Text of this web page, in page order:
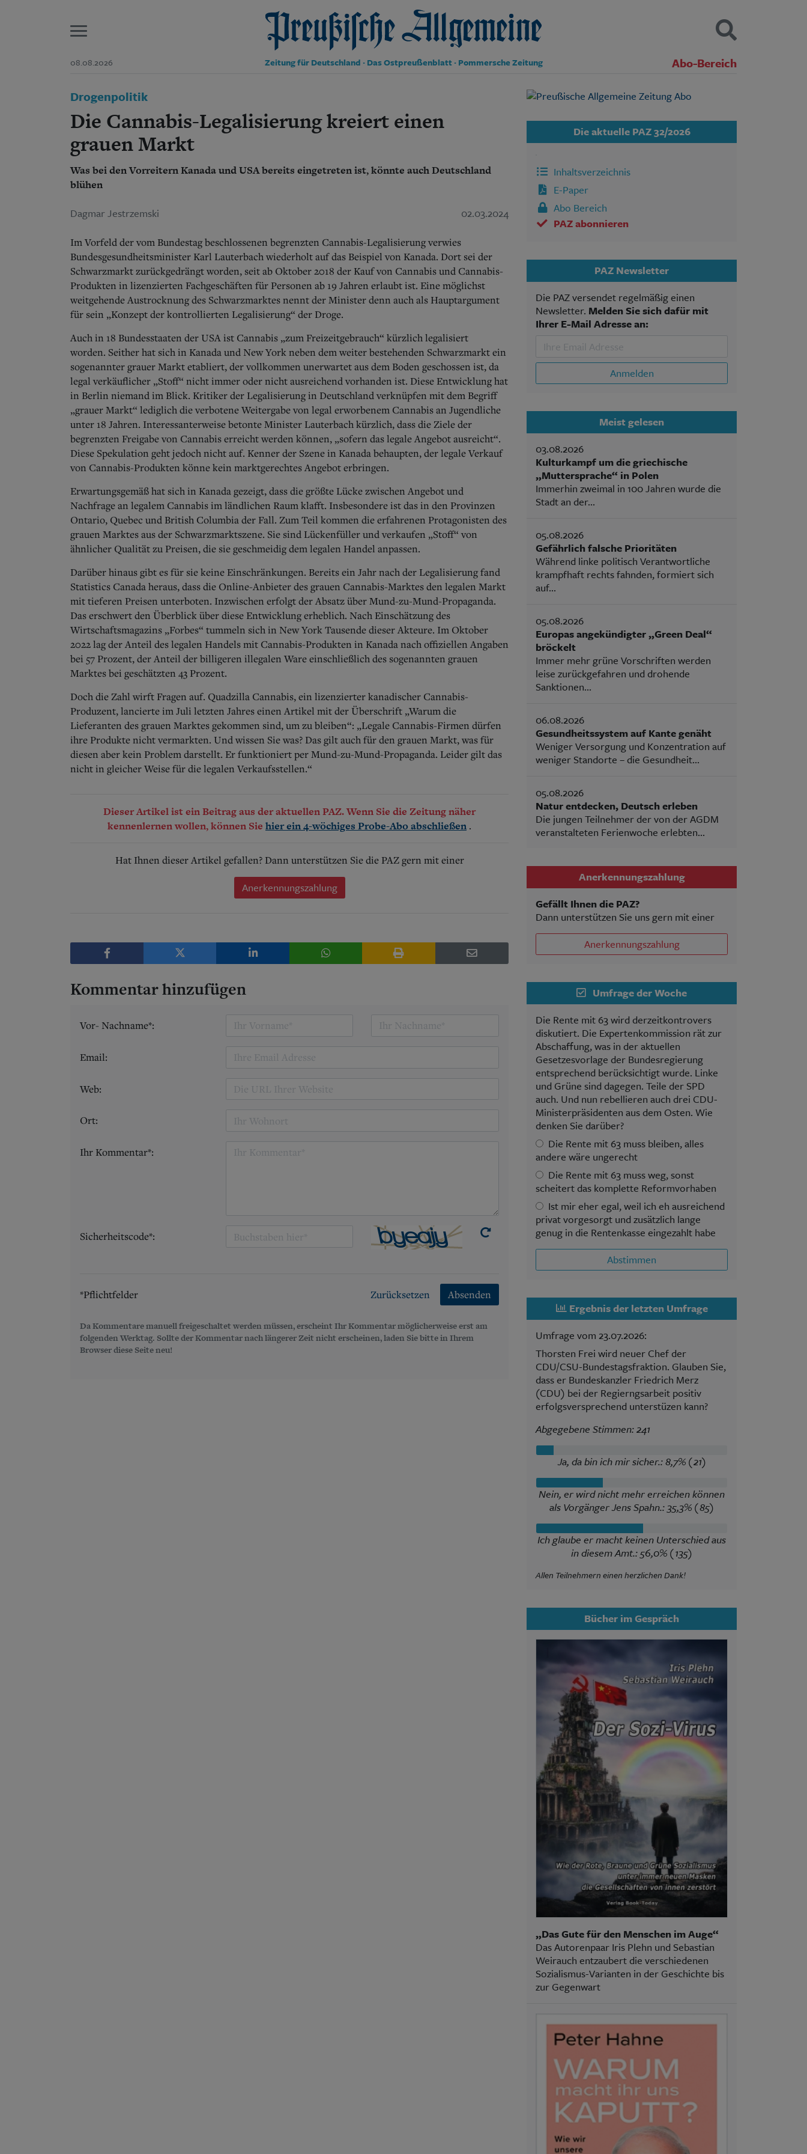
08.08.2026 Preußische Allgemeine Zeitung
Zeitung für Deutschland · Das Ostpreußenblatt · Pommersche Zeitung Abo-Bereich
Start
Wer wir sind
Aktuelle Ausgabe
Abonnenten-Login
Abonnent werden
Archiv
Mediadaten
Wirtschaft
Geschichte
Danzig und Westpreußen
Bücher
Kontakt
Datenschutz
Suchen und finden
SUCHEN
Drogenpolitik
Die Cannabis-Legalisierung kreiert einen
grauen Markt
Was bei den Vorreitern Kanada und USA bereits eingetreten ist, könnte auch Deutschland
blühen
Dagmar Jestrzemski 02.03.2024
Im Vorfeld der vom Bundestag beschlossenen begrenzten Cannabis-Legalisierung verwies
Bundesgesundheitsminister Karl Lauterbach wiederholt auf das Beispiel von Kanada. Dort sei der
Schwarzmarkt zurückgedrängt worden, seit ab Oktober 2018 der Kauf von Cannabis und Cannabis-
Produkten in lizenzierten Fachgeschäften für Personen ab 19 Jahren erlaubt ist. Eine möglichst
weitgehende Austrocknung des Schwarzmarktes nennt der Minister denn auch als Hauptargument
für sein „Konzept der kontrollierten Legalisierung“ der Droge.
Auch in 18 Bundesstaaten der USA ist Cannabis „zum Freizeitgebrauch“ kürzlich legalisiert
worden. Seither hat sich in Kanada und New York neben dem weiter bestehenden Schwarzmarkt ein
sogenannter grauer Markt etabliert, der vollkommen unerwartet aus dem Boden geschossen ist, da
legal verkäuflicher „Stoff“ nicht immer oder nicht ausreichend vorhanden ist. Diese Entwicklung hat
in Berlin niemand im Blick. Kritiker der Legalisierung in Deutschland verknüpfen mit dem Begriff
„grauer Markt“ lediglich die verbotene Weitergabe von legal erworbenem Cannabis an Jugendliche
unter 18 Jahren. Interessanterweise betonte Minister Lauterbach kürzlich, dass die Ziele der
begrenzten Freigabe von Cannabis erreicht werden können, „sofern das legale Angebot ausreicht“.
Diese Spekulation geht jedoch nicht auf. Kenner der Szene in Kanada behaupten, der legale Verkauf
von Cannabis-Produkten könne kein marktgerechtes Angebot erbringen.
Erwartungsgemäß hat sich in Kanada gezeigt, dass die größte Lücke zwischen Angebot und
Nachfrage an legalem Cannabis im ländlichen Raum klafft. Insbesondere ist das in den Provinzen
Ontario, Quebec und British Columbia der Fall. Zum Teil kommen die erfahrenen Protagonisten des
grauen Marktes aus der Schwarzmarktszene. Sie sind Lückenfüller und verkaufen „Stoff“ von
ähnlicher Qualität zu Preisen, die sie geschmeidig dem legalen Handel anpassen.
Darüber hinaus gibt es für sie keine Einschränkungen. Bereits ein Jahr nach der Legalisierung fand
Statistics Canada heraus, dass die Online-Anbieter des grauen Cannabis-Marktes den legalen Markt
mit tieferen Preisen unterboten. Inzwischen erfolgt der Absatz über Mund-zu-Mund-Propaganda.
Das erschwert den Überblick über diese Entwicklung erheblich. Nach Einschätzung des
Wirtschaftsmagazins „Forbes“ tummeln sich in New York Tausende dieser Akteure. Im Oktober
2022 lag der Anteil des legalen Handels mit Cannabis-Produkten in Kanada nach offiziellen Angaben
bei 57 Prozent, der Anteil der billigeren illegalen Ware einschließlich des sogenannten grauen
Marktes bei geschätzten 43 Prozent.
Doch die Zahl wirft Fragen auf. Quadzilla Cannabis, ein lizenzierter kanadischer Cannabis-
Produzent, lancierte im Juli letzten Jahres einen Artikel mit der Überschrift „Warum die
Lieferanten des grauen Marktes gekommen sind, um zu bleiben“: „Legale Cannabis-Firmen dürfen
ihre Produkte nicht vermarkten. Und wissen Sie was? Das gilt auch für den grauen Markt, was für
diesen aber kein Problem darstellt. Er funktioniert per Mund-zu-Mund-Propaganda. Leider gilt das
nicht in gleicher Weise für die legalen Verkaufsstellen.“
Dieser Artikel ist ein Beitrag aus der aktuellen PAZ. Wenn Sie die Zeitung näher
kennenlernen wollen, können Sie hier ein 4-wöchiges Probe-Abo abschließen .
Hat Ihnen dieser Artikel gefallen? Dann unterstützen Sie die PAZ gern mit einer
Anerkennungszahlung
Kommentar hinzufügen
Vor- Nachname*:
Email:
Web:
Ort:
Ihr Kommentar*:
Sicherheitscode*:
*Pflichtfelder Zurücksetzen Absenden
Da Kommentare manuell freigeschaltet werden müssen, erscheint Ihr Kommentar möglicherweise erst am
folgenden Werktag. Sollte der Kommentar nach längerer Zeit nicht erscheinen, laden Sie bitte in Ihrem
Browser diese Seite neu!
Die aktuelle PAZ 32/2026
Inhaltsverzeichnis
E-Paper
Abo Bereich
PAZ abonnieren
PAZ Newsletter
Die PAZ versendet regelmäßig einen
Newsletter. Melden Sie sich dafür mit
Ihrer E-Mail Adresse an:
Anmelden
Meist gelesen
03.08.2026
Kulturkampf um die griechische
„Muttersprache“ in Polen
Immerhin zweimal in 100 Jahren wurde die
Stadt an der...
05.08.2026
Gefährlich falsche Prioritäten
Während linke politisch Verantwortliche
krampfhaft rechts fahnden, formiert sich
auf...
05.08.2026
Europas angekündigter „Green Deal“
bröckelt
Immer mehr grüne Vorschriften werden
leise zurückgefahren und drohende
Sanktionen...
06.08.2026
Gesundheitssystem auf Kante genäht
Weniger Versorgung und Konzentration auf
weniger Standorte – die Gesundheit...
05.08.2026
Natur entdecken, Deutsch erleben
Die jungen Teilnehmer der von der AGDM
veranstalteten Ferienwoche erlebten...
Anerkennungszahlung
Gefällt Ihnen die PAZ?
Dann unterstützen Sie uns gern mit einer
Anerkennungszahlung
Umfrage der Woche
Die Rente mit 63 wird derzeitkontrovers
diskutiert. Die Expertenkommission rät zur
Abschaffung, was in der aktuellen
Gesetzesvorlage der Bundesregierung
entsprechend berücksichtigt wurde. Linke
und Grüne sind dagegen. Teile der SPD
auch. Und nun rebellieren auch drei CDU-
Ministerpräsidenten aus dem Osten. Wie
denken Sie darüber?
Die Rente mit 63 muss bleiben, alles
andere wäre ungerecht
Die Rente mit 63 muss weg, sonst
scheitert das komplette Reformvorhaben
Ist mir eher egal, weil ich eh ausreichend
privat vorgesorgt und zusätzlich lange
genug in die Rentenkasse eingezahlt habe
Abstimmen
Ergebnis der letzten Umfrage
Umfrage vom 23.07.2026:
Thorsten Frei wird neuer Chef der
CDU/CSU-Bundestagsfraktion. Glauben Sie,
dass er Bundeskanzler Friedrich Merz
(CDU) bei der Regierngsarbeit positiv
erfolgsversprechend unterstüzen kann?
Abgegebene Stimmen: 241
Ja, da bin ich mir sicher.: 8,7% (21)
Nein, er wird nicht mehr erreichen können
als Vorgänger Jens Spahn.: 35,3% (85)
Ich glaube er macht keinen Unterschied aus
in diesem Amt.: 56,0% (135)
Allen Teilnehmern einen herzlichen Dank!
Bücher im Gespräch
„Das Gute für den Menschen im Auge“
Das Autorenpaar Iris Plehn und Sebastian
Weirauch entzaubert die verschiedenen
Sozialismus-Varianten in der Geschichte bis
zur Gegenwart